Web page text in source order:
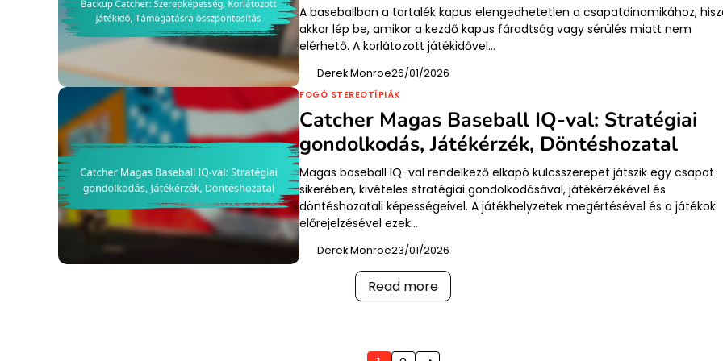
A baseballban a tartalék kapus elengedhetetlen a csapatdinamikához,
akkor lép be, amikor a kezdő kapus fáradtság vagy sérülés miatt nem
elérhető. A korlátozott játékidővel…
Derek Monroe26/01/2026
FOGÓ STEREOTÍPIÁK
Catcher Magas Baseball IQ-val: Stratégiai
gondolkodás, Játékérzék, Döntéshozatal
Magas baseball IQ-val rendelkező elkapó kulcsszerepet játszik egy csapat
sikerében, kivételes stratégiai gondolkodásával, játékérzékével és
döntéshozatali képességeivel. A játékhelyzetek megértésével és a játékok
előrejelzésével ezek…
Derek Monroe23/01/2026
Read more